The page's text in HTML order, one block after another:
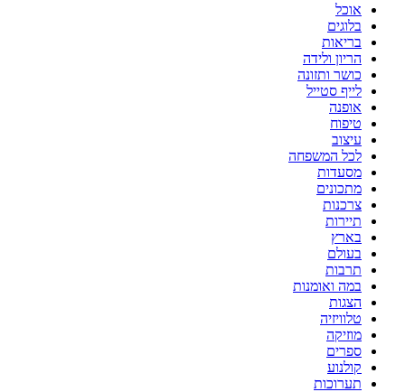
אוכל
בלוגים
בריאות
הריון ולידה
כושר ותזונה
לייף סטייל
אופנה
טיפוח
עיצוב
לכל המשפחה
מסעדות
מתכונים
צרכנות
תיירות
בארץ
בעולם
תרבות
במה ואומנות
הצגות
טלוויזיה
מוזיקה
ספרים
קולנוע
תערוכות